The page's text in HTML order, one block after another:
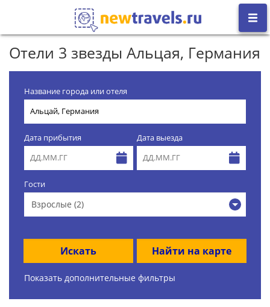
Отели 3 звезды Альцая, Германия
Название города или отеля
Дата прибытия Дата выезда
Гости
Взрослые (2)
Искать Найти на карте
Показать дополнительные фильтры